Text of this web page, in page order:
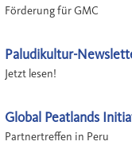
Förderung für GMC
Paludikultur-
Jetzt lesen!
Global Peatlands
Partnertreffen in Peru